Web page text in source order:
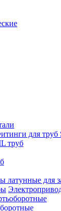
для труб
труб
латунные для